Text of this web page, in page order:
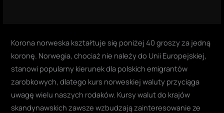
Korona norweska kształtuje się poniżej 40 groszy za jedną
koronę. Norwegia, chociaż nie należy do Unii Europejskiej,
stanowi popularny kierunek dla polskich emigrantów
zarobkowych, dlatego kurs norweskiej waluty przyciąga
uwagę wielu naszych rodaków. Kursy walut do krajów
skandynawskich zawsze wzbudzają zainteresowanie ze